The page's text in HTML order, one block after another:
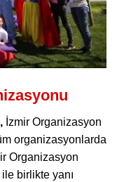
İzmir Organizasyon
organizasyonlarda
Organizasyon
birlikte yanı